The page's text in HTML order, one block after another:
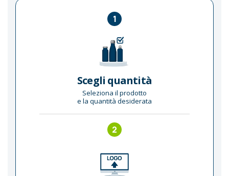
1
Scegli quantità
Seleziona il prodotto
e la quantità desiderata
2